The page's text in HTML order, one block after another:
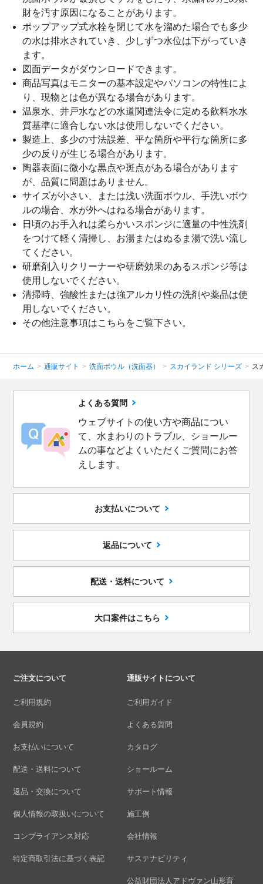
財を汚す原因になることがあります。
ポップアップ式水栓を閉じて水を溜めた場合でも多少
の水は排水されていき、少しずつ水位は下がっていき
ます。
図面データがダウンロードできます。
商品写真はモニターの基本設定やパソコンの特性によ
り、現物とは色が異なる場合があります。
温泉水、井戸水などの水道関連法令に定める飲料水水
質基準に適合しない水は使用しないでください。
製造上、多少の寸法誤差、平な箇所や平行な箇所に多
少の反りが生じる場合があります。
陶器表面に微小な黒点や斑点がある場合があります
が、品質に問題はありません。
サイズが小さい、または浅い洗面ボウル、手洗いボウ
ルの場合、水が外へはねる場合があります。
日頃のお手入れは柔らかいスポンジに適量の中性洗剤
をつけて軽く清掃し、お湯またはぬるま湯で洗い流し
てください。
研磨剤入りクリーナーや研磨効果のあるスポンジ等は
使用しないでください。
清掃時、強酸性または強アルカリ性の洗剤や薬品は使
用しないでください。
その他注意事項はこちら をご覧下さい。
ホーム > 通販サイト > 洗面ボウル（洗面器） > スカイランド シリーズ > ス
よくある質問
ウェブサイトの使い方や商品につい
て、水まわりのトラブル、ショールー
ムの事などよくいただくご質問にお答
えします。
お支払いについて
返品について
配送・送料について
大口案件はこちら
ご注文について
ご利用規約
会員規約
お支払いについて
配送・送料について
返品・交換について
個人情報の取扱いについて
コンプライアンス対応
特定商取引法に基づく表記
通販サイトについて
ご利用ガイド
よくある質問
カタログ
ショールーム
サポート情報
施工例
会社情報
サステナビリティ
公益財団法人アドヴァン山形育